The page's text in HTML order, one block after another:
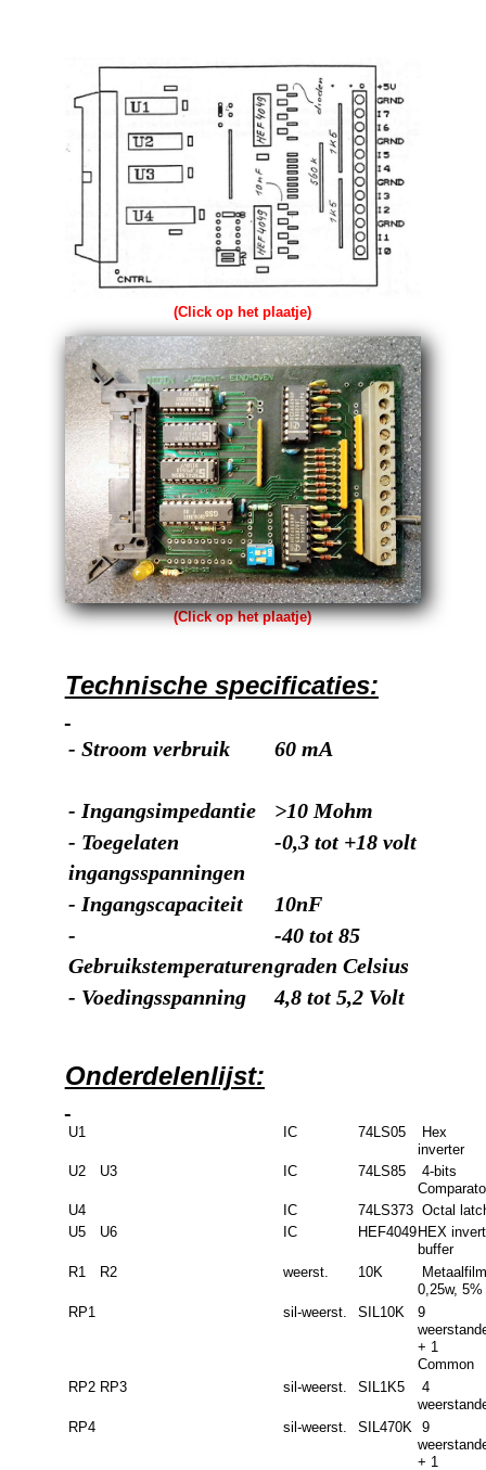
(Click op het plaatje)
(Click op het plaatje)
Technische specificaties:
- Stroom verbruik 60 mA
- Ingangsimpedantie
>10 Mohm
- Toegelaten
ingangsspanningen
-0,3 tot +18 volt
- Ingangscapaciteit
10nF
-
Gebruikstemperaturen
-40 tot 85
graden Celsius
- Voedingsspanning
4,8 tot 5,2 Volt
Onderdelenlijst:
U1 IC 74LS05
Hex
inverter
U2
U3 IC 74LS85
4-bits
U4
IC 74LS373 Octal
U5
U6 IC HEF4049 HEX
buffer
R1
R2 weerst. 10K
0,25w, 5%
RP1
sil-weerst. SIL10K
9
+ 1
Common
RP2 RP3 sil-weerst. SIL1K5
4
RP4
sil-weerst. SIL470K
9
+ 1